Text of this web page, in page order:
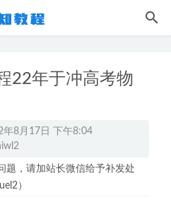
22年于冲高考物
年8月17日 下午8:04
题，请加站长微信给予补发处
）
聂宁高一英语a+班教程寒春班
08